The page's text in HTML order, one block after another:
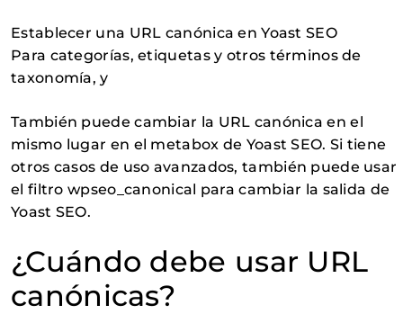
Establecer una URL canónica en Yoast SEO
Para categorías, etiquetas y otros términos de
taxonomía, y
También puede cambiar la URL canónica en el
mismo lugar en el metabox de Yoast SEO. Si tiene
otros casos de uso avanzados, también puede usar
el filtro wpseo_canonical para cambiar la salida de
Yoast SEO.
¿Cuándo debe usar URL
canónicas?